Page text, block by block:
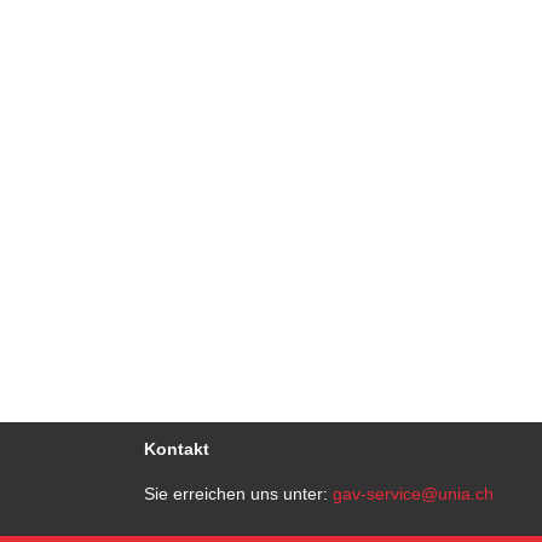
Kontakt
Sie erreichen uns unter: gav-service@unia.ch